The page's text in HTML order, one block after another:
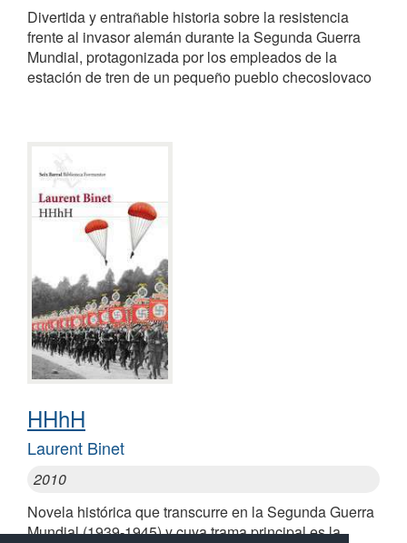
Divertida y entrañable historia sobre la resistencia
frente al invasor alemán durante la Segunda Guerra
Mundial, protagonizada por los empleados de la
estación de tren de un pequeño pueblo checoslovaco
HHhH
Laurent Binet
2010
Novela histórica que transcurre en la Segunda Guerra
Mundial (1939-1945) y cuya trama principal es la